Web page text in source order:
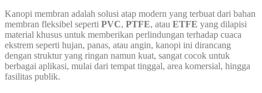
Kanopi membran adalah solusi atap modern yang terbuat dari bahan
membran fleksibel seperti PVC, PTFE, atau ETFE yang dilapisi
material khusus untuk memberikan perlindungan terhadap cuaca
ekstrem seperti hujan, panas, atau angin, kanopi ini dirancang
dengan struktur yang ringan namun kuat, sangat cocok untuk
berbagai aplikasi, mulai dari tempat tinggal, area komersial, hingga
fasilitas publik.